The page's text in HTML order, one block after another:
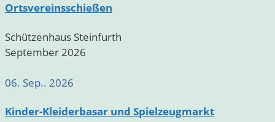
Ortsvereinsschießen
Schützenhaus Steinfurth
September 2026
06. Sep.. 2026
Kinder-Kleiderbasar und Spielzeugmarkt